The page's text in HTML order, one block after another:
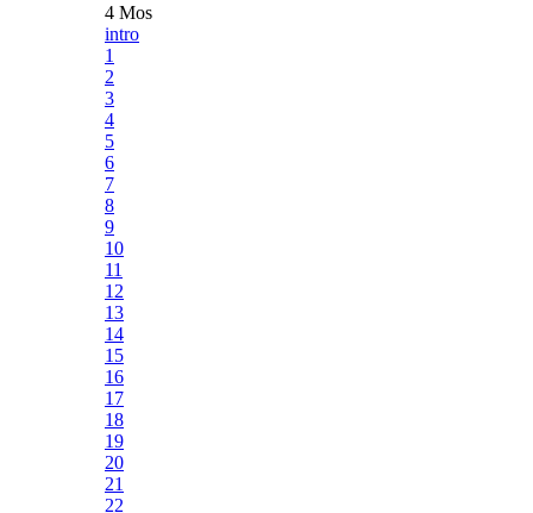
4 Mos
intro
1
2
3
4
5
6
7
8
9
10
11
12
13
14
15
16
17
18
19
20
21
22